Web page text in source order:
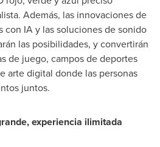
Además, las innovaciones de
con IA y las soluciones de sonido
las posibilidades, y convertirán
de juego, campos de deportes
arte digital donde las personas
juntos.
experiencia ilimitada